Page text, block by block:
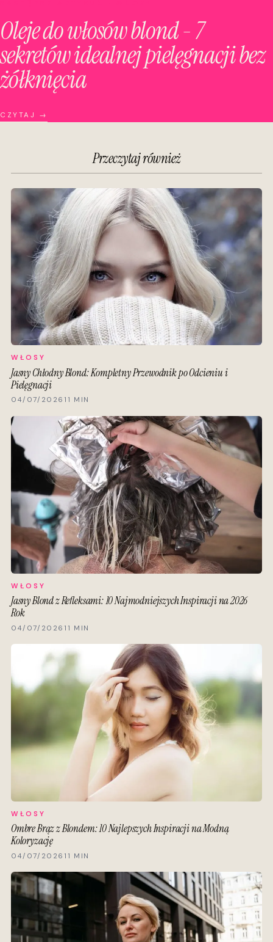
Oleje do włosów blond - 7
sekretów idealnej pielęgnacji bez
żółknięcia
CZYTAJ →
Przeczytaj również
WŁOSY
Jasny Chłodny Blond: Kompletny Przewodnik po Odcieniu i
Pielęgnacji
04/07/2026 11 MIN
WŁOSY
Jasny Blond z Refleksami: 10 Najmodniejszych Inspiracji na 2026
Rok
04/07/2026 11 MIN
WŁOSY
Ombre Brąz z Blondem: 10 Najlepszych Inspiracji na Modną
Koloryzację
04/07/2026 11 MIN